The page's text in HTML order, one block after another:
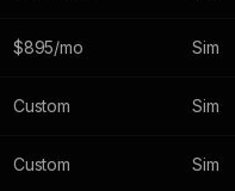
$895/mo Sim
Custom Sim
Custom Sim